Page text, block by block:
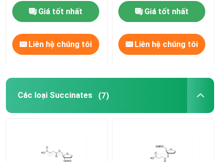
Giá tốt nhất
Liên hệ chúng tôi
Giá tốt nhất
Liên hệ chúng tôi
Các loại Succinates (7)